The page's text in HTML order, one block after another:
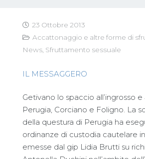
23 Ottobre 2013
Accattonaggio e altre forme di
News Sfruttamento sessuale
IL MESSAGGERO
Getivano lo spaccio all’ingrosso
Perugia, Corciano e Foligno. La
della questura di Perugia ha
ordinanze di custodia cautelare
emesse dal gip Lidia Brutti su